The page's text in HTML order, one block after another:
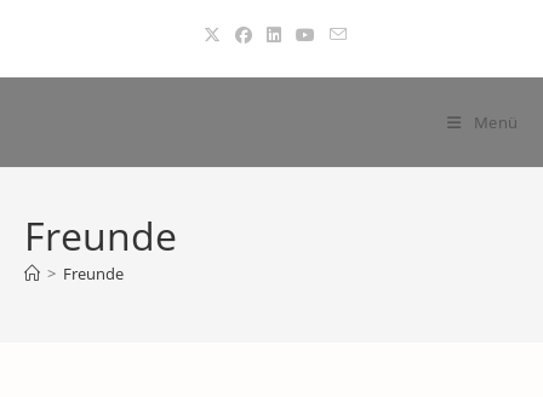
springen
Menü
Freunde
> Freunde